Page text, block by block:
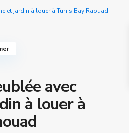
et jardin à louer à Tunis Bay Raouad
avec
à louer à